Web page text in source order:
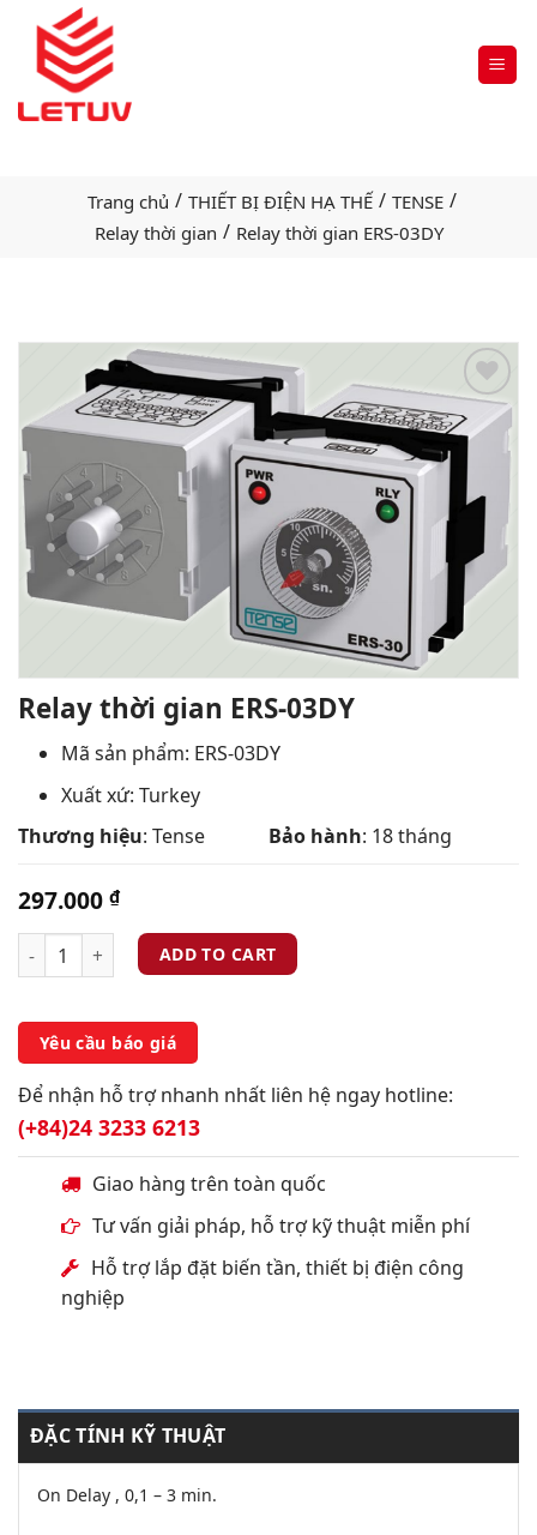
Trang chủ / THIẾT BỊ ĐIỆN HẠ THẾ / TENSE /
Relay thời gian / Relay thời gian ERS-03DY
Add
to
wishlist
Relay thời gian ERS-03DY
Mã sản phẩm: ERS-03DY
Xuất xứ: Turkey
Thương hiệu: Tense Bảo hành: 18 tháng
297.000 ₫
ADD TO CART
Yêu cầu báo giá
Để nhận hỗ trợ nhanh nhất liên hệ ngay hotline:
(+84)24 3233 6213
Giao hàng trên toàn quốc
Tư vấn giải pháp, hỗ trợ kỹ thuật miễn phí
Hỗ trợ lắp đặt biến tần, thiết bị điện công
nghiệp
ĐẶC TÍNH KỸ THUẬT
On Delay , 0,1 – 3 min.